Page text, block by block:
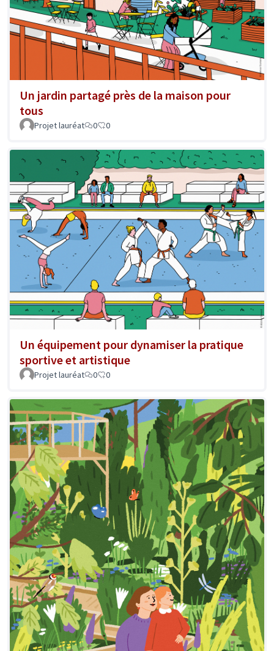
Un jardin partagé près de la maison pour
tous
Projet lauréat 0 0
Un équipement pour dynamiser la pratique
sportive et artistique
Projet lauréat 0 0